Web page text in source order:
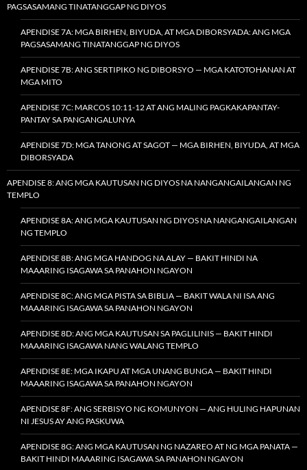
PAGSASAMANG TINATANGGAP NG DIYOS
APENDISE 7A: MGA BIRHEN, BIYUDA, AT MGA DIBORSYADA: ANG MGA
PAGSASAMANG TINATANGGAP NG DIYOS
APENDISE 7B: ANG SERTIPIKO NG DIBORSYO — MGA KATOTOHANAN AT
MGA MITO
APENDISE 7C: MARCOS 10:11-12 AT ANG MALING PAGKAKAPANTAY-
PANTAY SA PANGANGALUNYA
APENDISE 7D: MGA TANONG AT SAGOT — MGA BIRHEN, BIYUDA, AT MGA
DIBORSYADA
APENDISE 8: ANG MGA KAUTUSAN NG DIYOS NA NANGANGAILANGAN NG
TEMPLO
APENDISE 8A: ANG MGA KAUTUSAN NG DIYOS NA NANGANGAILANGAN
NG TEMPLO
APENDISE 8B: ANG MGA HANDOG NA ALAY — BAKIT HINDI NA
MAAARING ISAGAWA SA PANAHON NGAYON
APENDISE 8C: ANG MGA PISTA SA BIBLIA — BAKIT WALA NI ISA ANG
MAAARING ISAGAWA SA PANAHON NGAYON
APENDISE 8D: ANG MGA KAUTUSAN SA PAGLILINIS — BAKIT HINDI
MAAARING ISAGAWA NANG WALANG TEMPLO
APENDISE 8E: MGA IKAPU AT MGA UNANG BUNGA — BAKIT HINDI
MAAARING ISAGAWA SA PANAHON NGAYON
APENDISE 8F: ANG SERBISYO NG KOMUNYON — ANG HULING HAPUNAN
NI JESUS AY ANG PASKUWA
APENDISE 8G: ANG MGA KAUTUSAN NG NAZAREO AT NG MGA PANATA —
BAKIT HINDI MAAARING ISAGAWA SA PANAHON NGAYON